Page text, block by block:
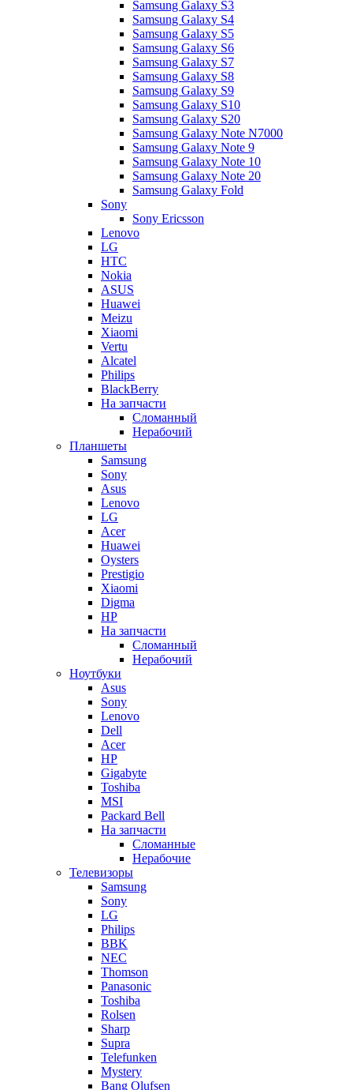
Samsung Galaxy S3
Samsung Galaxy S4
Samsung Galaxy S5
Samsung Galaxy S6
Samsung Galaxy S7
Samsung Galaxy S8
Samsung Galaxy S9
Samsung Galaxy S10
Samsung Galaxy S20
Samsung Galaxy Note N7000
Samsung Galaxy Note 9
Samsung Galaxy Note 10
Samsung Galaxy Note 20
Samsung Galaxy Fold
Sony
Sony Ericsson
Lenovo
LG
HTC
Nokia
ASUS
Huawei
Meizu
Xiaomi
Vertu
Alcatel
Philips
BlackBerry
На запчасти
Сломанный
Нерабочий
Планшеты
Samsung
Sony
Asus
Lenovo
LG
Acer
Huawei
Oysters
Prestigio
Xiaomi
Digma
HP
На запчасти
Сломанный
Нерабочий
Ноутбуки
Asus
Sony
Lenovo
Dell
Acer
HP
Gigabyte
Toshiba
MSI
Packard Bell
На запчасти
Сломанные
Нерабочие
Телевизоры
Samsung
Sony
LG
Philips
BBK
NEC
Thomson
Panasonic
Toshiba
Rolsen
Sharp
Supra
Telefunken
Mystery
Bang Olufsen